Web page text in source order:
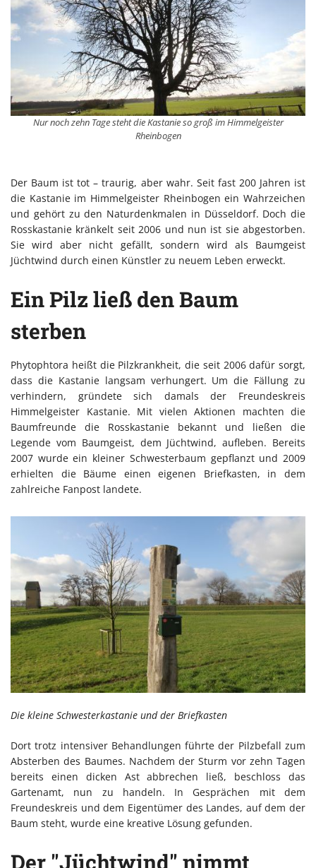
Nur noch zehn Tage steht die Kastanie so groß im Himmelgeister
Rheinbogen
Der Baum ist tot – traurig, aber wahr. Seit fast 200 Jahren ist
die Kastanie im Himmelgeister Rheinbogen ein Wahrzeichen
und gehört zu den Naturdenkmalen in Düsseldorf. Doch die
Rosskastanie kränkelt seit 2006 und nun ist sie abgestorben.
Sie wird aber nicht gefällt, sondern wird als Baumgeist
Jüchtwind durch einen Künstler zu neuem Leben erweckt.
Ein Pilz ließ den Baum
sterben
Phytophtora heißt die Pilzkrankheit, die seit 2006 dafür sorgt,
dass die Kastanie langsam verhungert. Um die Fällung zu
verhindern, gründete sich damals der Freundeskreis
Himmelgeister Kastanie. Mit vielen Aktionen machten die
Baumfreunde die Rosskastanie bekannt und ließen die
Legende vom Baumgeist, dem Jüchtwind, aufleben. Bereits
2007 wurde ein kleiner Schwesterbaum gepflanzt und 2009
erhielten die Bäume einen eigenen Briefkasten, in dem
zahlreiche Fanpost landete.
Die kleine Schwesterkastanie und der Briefkasten
Dort trotz intensiver Behandlungen führte der Pilzbefall zum
Absterben des Baumes. Nachdem der Sturm vor zehn Tagen
bereits einen dicken Ast abbrechen ließ, beschloss das
Gartenamt, nun zu handeln. In Gesprächen mit dem
Freundeskreis und dem Eigentümer des Landes, auf dem der
Baum steht, wurde eine kreative Lösung gefunden.
Der "Jüchtwind" nimmt